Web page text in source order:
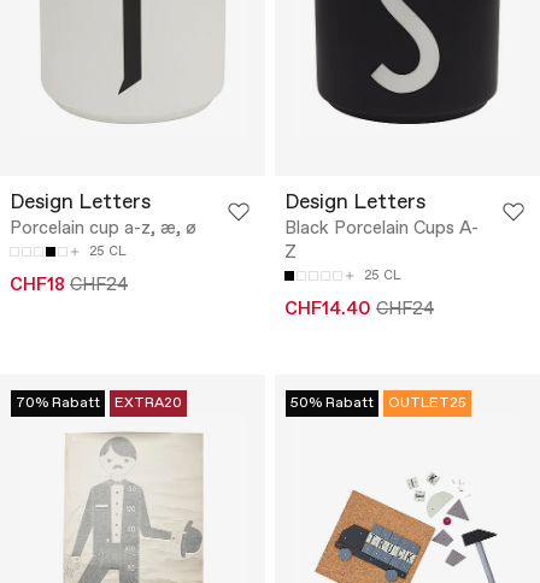
Design Letters
Porcelain cup a-z, æ, ø
25 CL
CHF18 CHF24
Design Letters
Black Porcelain Cups A-
Z
25 CL
CHF14.40 CHF24
70% Rabatt EXTRA20 50% Rabatt OUTLET25